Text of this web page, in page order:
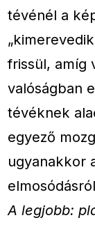
tévénél a
frissül, amíg
valóságban
tévéknek
egyező
ugyanakkor
A legjobb: